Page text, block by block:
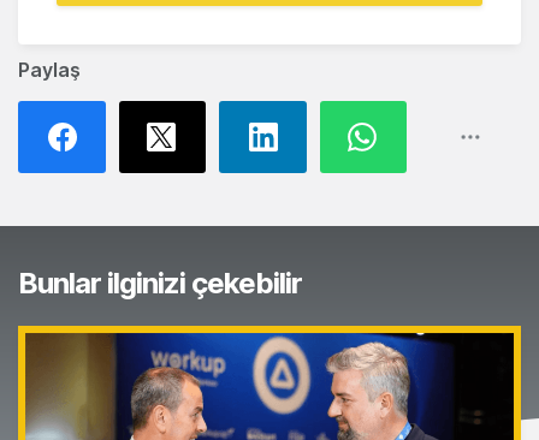
Paylaş
Bunlar ilginizi çekebilir